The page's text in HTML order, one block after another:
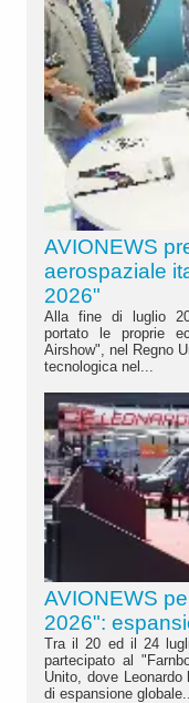
AVIONEWS
aerospaziale
2026"
Alla fine di luglio
portato le proprie
Airshow", nel Regno
tecnologica nel...
AVIONEWS
2026":
Tra il 20 ed il 24
partecipato al
Unito, dove
di espansione